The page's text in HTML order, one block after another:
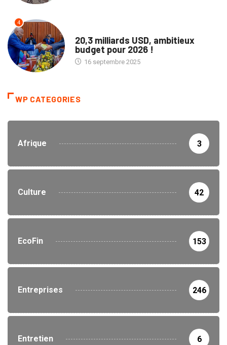
4
20,3 milliards USD, ambitieux
budget pour 2026 !
16 septembre 2025
WP CATEGORIES
Afrique 3
Culture 42
EcoFin 153
Entreprises 246
Entretien 6